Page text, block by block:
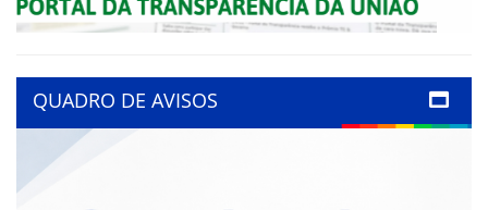
QUADRO DE AVISOS